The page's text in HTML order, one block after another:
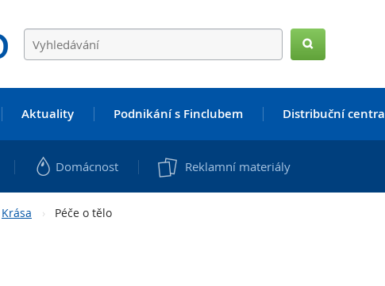
Aktuality Podnikání s Finclubem Distribuční centra
Domácnost Reklamní materiály
Krása Péče o tělo